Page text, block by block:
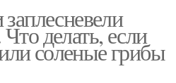
делать, если
соленые грибы